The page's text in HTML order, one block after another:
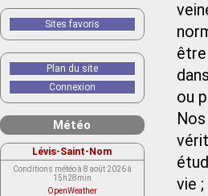
être
ou
vie
Sites favoris
Plan du site
Connexion
Météo
Lévis-Saint-Nom
Conditions météo à 8 août 2026 à
15h28min
OpenWeather